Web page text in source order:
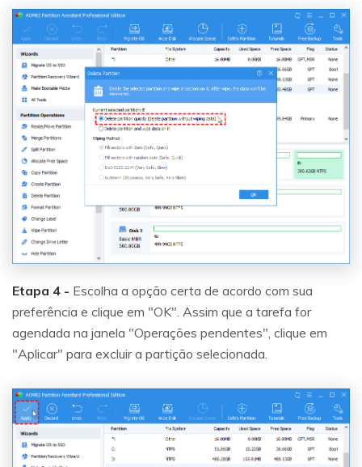
Etapa 4 - Escolha a opção certa de acordo com sua
preferência e clique em "OK". Assim que a tarefa for
agendada na janela "Operações pendentes", clique em
"Aplicar" para excluir a partição selecionada.